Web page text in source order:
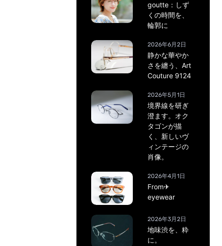
goutte：しず
くの時間を、
輪郭に
2026年6月2日
静かな華やか
さを纏う、Art
Couture 9124
2026年5月1日
境界線を研ぎ
澄ます。オク
タゴンが描
く、新しいヴ
ィンテージの
肖像。
2026年4月1日
From✈
eyewear
2026年3月2日
地味渋を、粋
に。